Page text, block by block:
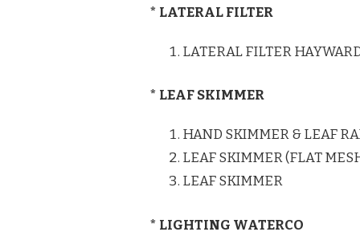
* LATERAL FILTER
LATERAL FILTER
* LEAF SKIMMER
HAND SKIMMER & LEAF
LEAF SKIMMER (FLAT
LEAF SKIMMER
* LIGHTING WATERCO